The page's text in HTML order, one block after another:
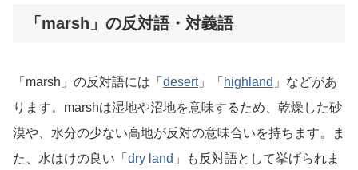
「marsh」の反対語・対義語
「marsh」の反対語には「 desert」「 highland 」などがあ
ります。marshは湿地や沼地を意味するため、乾燥した砂
漠や、水分の少ない高地が反対の意味合いを持ちます。ま
た、水はけの良い「 dry land 」も反対語として挙げられま